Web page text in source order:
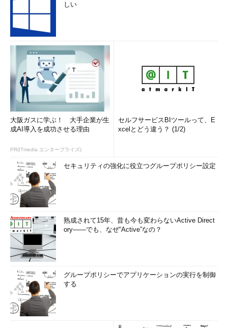
しい
大阪ガスに学ぶ！ 大手企業が生
成AI導入を成功させる理由
PR(ITmedia エンタープライズ)
セルフサービスBIツールって、E
xcelとどう違う？ (1/2)
セキュリティの強化に役立つグループポリシー設定
熟成されて15年、昔も今も変わらないActive Direct
ory――でも、なぜ“Active”なの？
グループポリシーでアプリケーションの実行を制御
する